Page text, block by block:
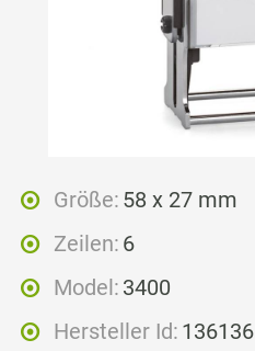
Größe: 58 x 27 mm
Zeilen: 6
Model: 3400
Hersteller Id: 136136